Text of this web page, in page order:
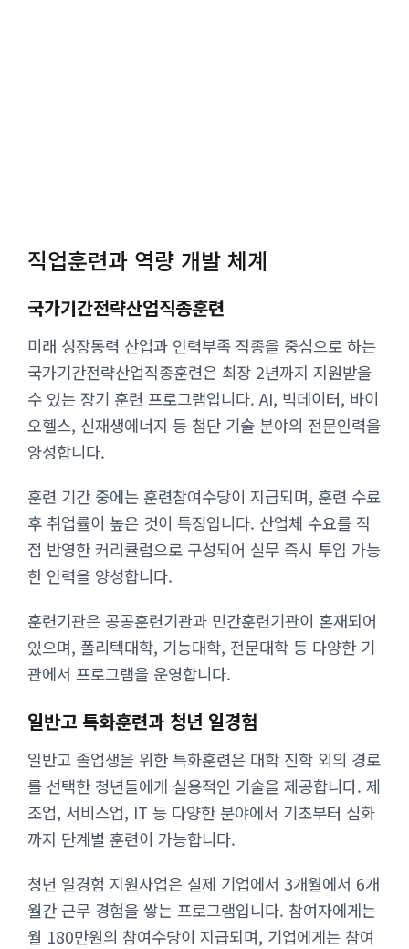
직업훈련과 역량 개발 체계
국가기간전략산업직종훈련
미래 성장동력 산업과 인력부족 직종을 중심으로 하는
국가기간전략산업직종훈련은 최장 2년까지 지원받을
수 있는 장기 훈련 프로그램입니다. AI, 빅데이터, 바이
오헬스, 신재생에너지 등 첨단 기술 분야의 전문인력을
양성합니다.
훈련 기간 중에는 훈련참여수당이 지급되며, 훈련 수료
후 취업률이 높은 것이 특징입니다. 산업체 수요를 직
접 반영한 커리큘럼으로 구성되어 실무 즉시 투입 가능
한 인력을 양성합니다.
훈련기관은 공공훈련기관과 민간훈련기관이 혼재되어
있으며, 폴리텍대학, 기능대학, 전문대학 등 다양한 기
관에서 프로그램을 운영합니다.
일반고 특화훈련과 청년 일경험
일반고 졸업생을 위한 특화훈련은 대학 진학 외의 경로
를 선택한 청년들에게 실용적인 기술을 제공합니다. 제
조업, 서비스업, IT 등 다양한 분야에서 기초부터 심화
까지 단계별 훈련이 가능합니다.
청년 일경험 지원사업은 실제 기업에서 3개월에서 6개
월간 근무 경험을 쌓는 프로그램입니다. 참여자에게는
월 180만원의 참여수당이 지급되며, 기업에게는 참여